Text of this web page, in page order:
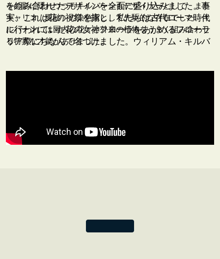
を組み合わせたデザインを全面に盛り込みました。事
実、これは花の祝祭を指し、私たちは古代ローマ時代
に行われていた花の女神フローラをあがめるフローラ
リア祭にちなんで名づけました。ウィリアム・キルバ
産する組織などによって模倣されるようになりまし
た。自身の作品があちらこちらで複製されていること
しかし努力もむなしく、残念ながらキルバーンは著作
権侵害を止めることができませんでした。彼のデザイ
その影に隠れつつもキルバーンもデザイナーとして、また
キャリコ（更紗）の染色家として先駆的な存在でした。キ
ルバーンには国内の花々と外来の植物をうまく組み合わせ
る特異な才能がありました。